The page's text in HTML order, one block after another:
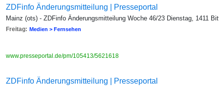
ZDFinfo Änderungsmitteilung | Presseportal
Mainz (ots) - ZDFinfo Änderungsmitteilung Woche 46/23 Dienstag, 1411
Freitag: Medien > Fernsehen
www.presseportal.de/pm/105413/5621618
ZDFinfo Änderungsmitteilung | Presseportal